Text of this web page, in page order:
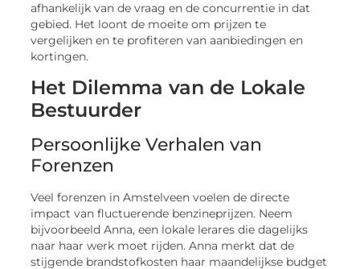
afhankelijk van de vraag en de concurrentie in dat
gebied. Het loont de moeite om prijzen te
vergelijken en te profiteren van aanbiedingen en
kortingen.
Het Dilemma van de Lokale
Bestuurder
Persoonlijke Verhalen van
Forenzen
Veel forenzen in Amstelveen voelen de directe
impact van fluctuerende benzineprijzen. Neem
bijvoorbeeld Anna, een lokale lerares die dagelijks
naar haar werk moet rijden. Anna merkt dat de
stijgende brandstofkosten haar maandelijkse budget